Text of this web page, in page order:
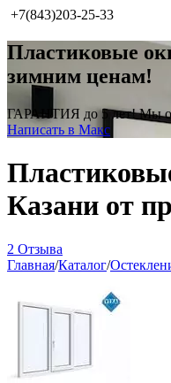
+7(843)203-25-33
Пластиковые
зимним ценам!
ГАРАНТИЯ до 5 лет! Мы
Написать в Макс
Казани от
2 Отзыва
Главная/Каталог/